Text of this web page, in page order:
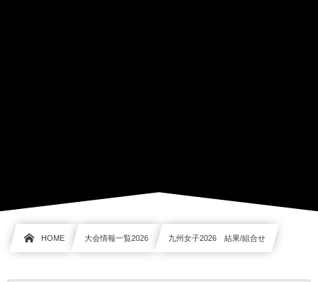
HOME 大会情報一覧2026 九州女子2026 結果/組合せ